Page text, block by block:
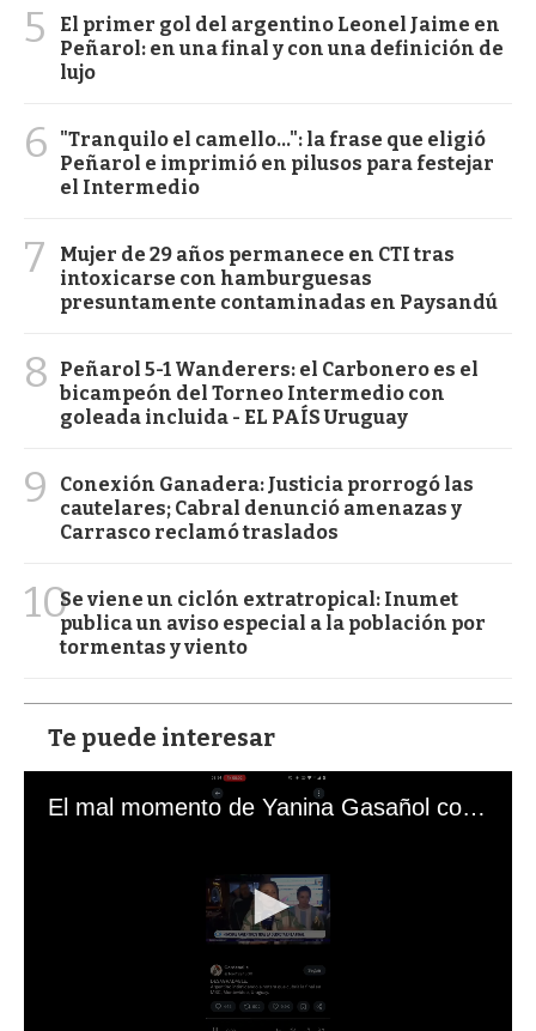
5
El primer gol del argentino Leonel Jaime en
Peñarol: en una final y con una definición de
lujo
6
"Tranquilo el camello...": la frase que eligió
Peñarol e imprimió en pilusos para festejar
el Intermedio
7
Mujer de 29 años permanece en CTI tras
intoxicarse con hamburguesas
presuntamente contaminadas en Paysandú
8
Peñarol 5-1 Wanderers: el Carbonero es el
bicampeón del Torneo Intermedio con
goleada incluida - EL PAÍS Uruguay
9
Conexión Ganadera: Justicia prorrogó las
cautelares; Cabral denunció amenazas y
Carrasco reclamó traslados
10Se viene un ciclón extratropical: Inumet
publica un aviso especial a la población por
tormentas y viento
Te puede interesar
El mal momento de Yanina Gasañol con un hincha argentino en "Subrayado"